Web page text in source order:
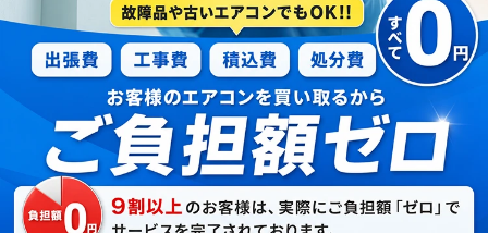
益城町へ無料出張
最短即日 お急ぎの方はこちら
050-5482-9461
受付：24時間年中無休（通話料無料）
LINEやメールでカンタン依頼